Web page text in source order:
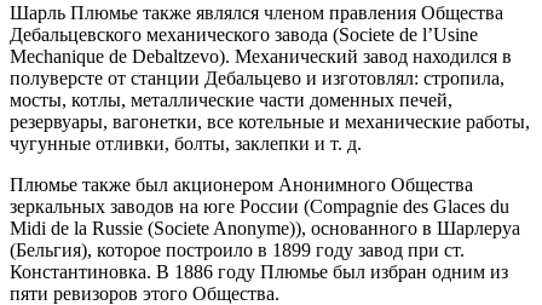
Шарль Плюмье также являлся членом правления Общества
Дебальцевского механического завода (Societe de l’Usine
Mechanique de Debaltzevo). Механический завод находился в
полуверсте от станции Дебальцево и изготовлял: стропила,
мосты, котлы, металлические части доменных печей,
резервуары, вагонетки, все котельные и механические работы,
чугунные отливки, болты, заклепки и т. д.
Плюмье также был акционером Анонимного Общества
зеркальных заводов на юге России (Compagnie des Glaces du
Midi de la Russie (Societe Anonyme)), основанного в Шарлеруа
(Бельгия), которое построило в 1899 году завод при ст.
Константиновка. В 1886 году Плюмье был избран одним из
пяти ревизоров этого Общества.